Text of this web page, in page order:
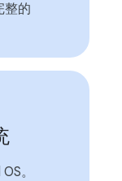
整的
。